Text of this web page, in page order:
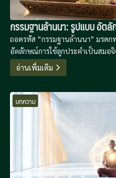
กรรมฐานล้านนา: รูปแบบ อัต
ถอดรหัส “กรรมฐานล้านนา” มรด
อัตลักษณ์การใช้ลูกประคำเป็นสมอ
โกฐาก และลำดับการปฏิบัติที่เน้นกา
ขจัดอกุศลธรรม 14 ประการอย่างเป็
อ่านเพิ่มเติม
บทความ